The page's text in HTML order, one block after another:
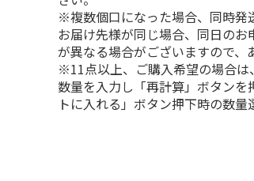
※複数個口になった場合、同時発
お届け先様が同じ場合、同日の
が異なる場合がございますので、
※11点以上、ご購入希望の場合
数量を入力し「再計算」ボタン
トに入れる」ボタン押下時の数量